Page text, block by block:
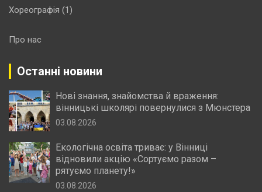
Хореографія (1)
Про нас
Останні новини
Нові знання, знайомства й враження:
вінницькі школярі повернулися з Мюнстера
03.08.2026
Екологічна освіта триває: у Вінниці
відновили акцію «Сортуємо разом –
рятуємо планету!»
03.08.2026